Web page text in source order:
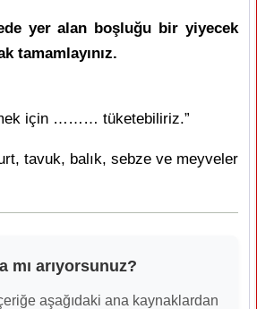
yer alan boşluğu bir yiyecek
tamamlayınız.
için ……… tüketebiliriz.”
tavuk, balık, sebze ve meyveler
mı arıyorsunuz?
aşağıdaki ana kaynaklardan